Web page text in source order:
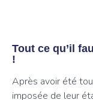
Tout ce qu’il
!
Après avoir été
imposée de leur